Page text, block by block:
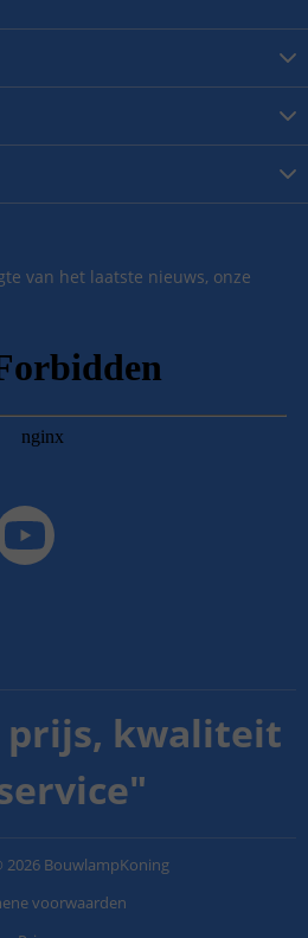
van het laatste nieuws, onze
prijs, kwaliteit
"
2026 BouwlampKoning
voorwaarden